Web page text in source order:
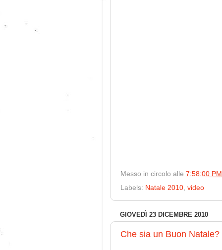
Messo in circolo alle 7:58:00 PM
Labels: Natale 2010 video
GIOVEDÌ 23 DICEMBRE 2010
Che sia un Buon Natale?